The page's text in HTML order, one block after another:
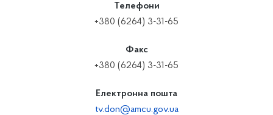
Телефони
+380 (6264) 3-31-65
Факс
+380 (6264) 3-31-65
Електронна пошта
tv.don@amcu.gov.ua